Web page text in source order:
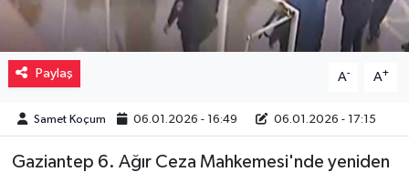
Paylaş A- A+
Samet Koçum 06.01.2026 - 16:49 06.01.2026 - 17:15
Gaziantep 6. Ağır Ceza Mahkemesi'nde yeniden
Sağlık
Sinemalar